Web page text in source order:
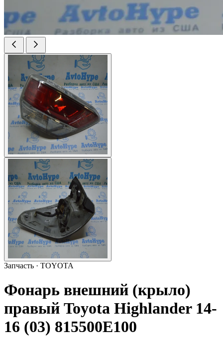
Запчасть · TOYOTA
Фонарь внешний (крыло)
правый Toyota Highlander 14-
16 (03) 815500E100